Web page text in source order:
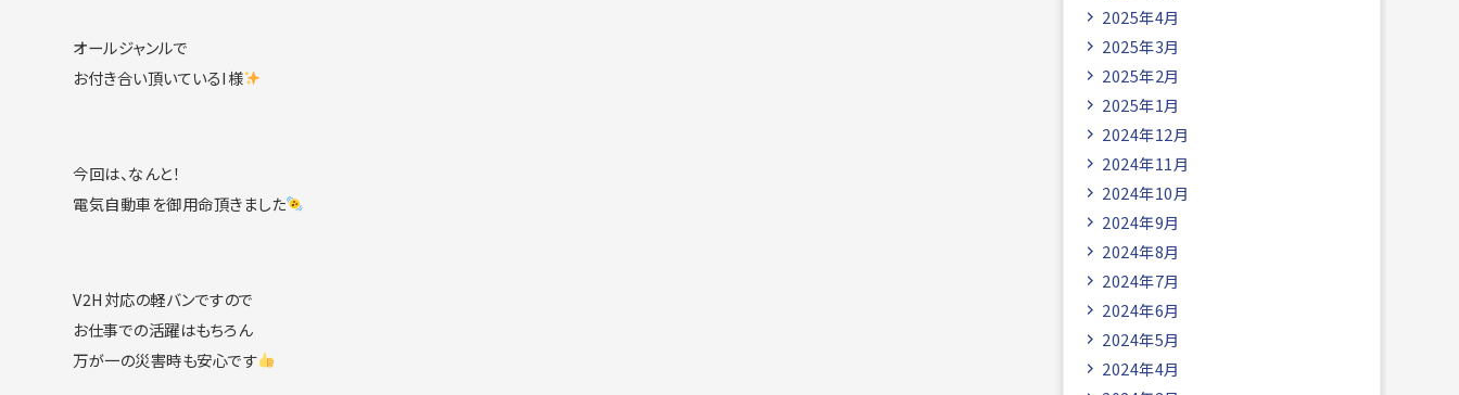
オールジャンルで
お付き合い頂いているI様
今回は、なんと！
電気自動車を御用命頂きました
V2H対応の軽バンですので
お仕事での活躍はもちろん
万が一の災害時も安心です
2025年4月
2025年3月
2025年2月
2025年1月
2024年12月
2024年11月
2024年10月
2024年9月
2024年8月
2024年7月
2024年6月
2024年5月
2024年4月